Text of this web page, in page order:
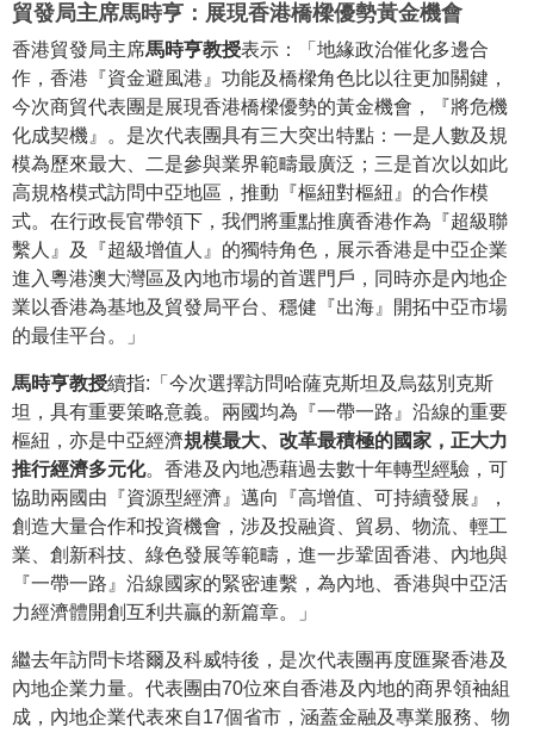
貿發局主席馬時亨：展現香港橋樑優勢黃金機會
香港貿發局主席馬時亨教授表示：「地緣政治催化多邊合
作，香港『資金避風港』功能及橋樑角色比以往更加關鍵，
今次商貿代表團是展現香港橋樑優勢的黃金機會，『將危機
化成契機』。是次代表團具有三大突出特點：一是人數及規
模為歷來最大、二是參與業界範疇最廣泛；三是首次以如此
高規格模式訪問中亞地區，推動『樞紐對樞紐』的合作模
式。在行政長官帶領下，我們將重點推廣香港作為『超級聯
繫人』及『超級增值人』的獨特角色，展示香港是中亞企業
進入粵港澳大灣區及內地市場的首選門戶，同時亦是內地企
業以香港為基地及貿發局平台、穩健『出海』開拓中亞市場
的最佳平台。」
馬時亨教授續指:「今次選擇訪問哈薩克斯坦及烏茲別克斯
坦，具有重要策略意義。兩國均為『一帶一路』沿線的重要
樞紐，亦是中亞經濟規模最大、改革最積極的國家，正大力
推行經濟多元化。香港及內地憑藉過去數十年轉型經驗，可
協助兩國由『資源型經濟』邁向『高增值、可持續發展』，
創造大量合作和投資機會，涉及投融資、貿易、物流、輕工
業、創新科技、綠色發展等範疇，進一步鞏固香港、內地與
『一帶一路』沿線國家的緊密連繫，為內地、香港與中亞活
力經濟體開創互利共贏的新篇章。」
繼去年訪問卡塔爾及科威特後，是次代表團再度匯聚香港及
內地企業力量。代表團由70位來自香港及內地的商界領袖組
成，內地企業代表來自17個省市，涵蓋金融及專業服務、物